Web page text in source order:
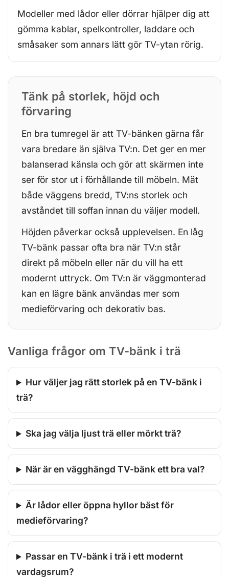
Modeller med lådor eller dörrar hjälper dig att
gömma kablar, spelkontroller, laddare och
småsaker som annars lätt gör TV-ytan rörig.
Tänk på storlek, höjd och
förvaring
En bra tumregel är att TV-bänken gärna får
vara bredare än själva TV:n. Det ger en mer
balanserad känsla och gör att skärmen inte
ser för stor ut i förhållande till möbeln. Mät
både väggens bredd, TV:ns storlek och
avståndet till soffan innan du väljer modell.
Höjden påverkar också upplevelsen. En låg
TV-bänk passar ofta bra när TV:n står
direkt på möbeln eller när du vill ha ett
modernt uttryck. Om TV:n är väggmonterad
kan en lägre bänk användas mer som
medieförvaring och dekorativ bas.
Vanliga frågor om TV-bänk i trä
Hur väljer jag rätt storlek på en TV-bänk i
trä?
Ska jag välja ljust trä eller mörkt trä?
När är en vägghängd TV-bänk ett bra val?
Är lådor eller öppna hyllor bäst för
medieförvaring?
Passar en TV-bänk i trä i ett modernt
vardagsrum?